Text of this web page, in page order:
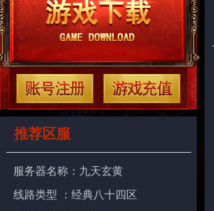
推荐区服
服务器名称： 九天玄黄
线路类型 ：经典八十四区